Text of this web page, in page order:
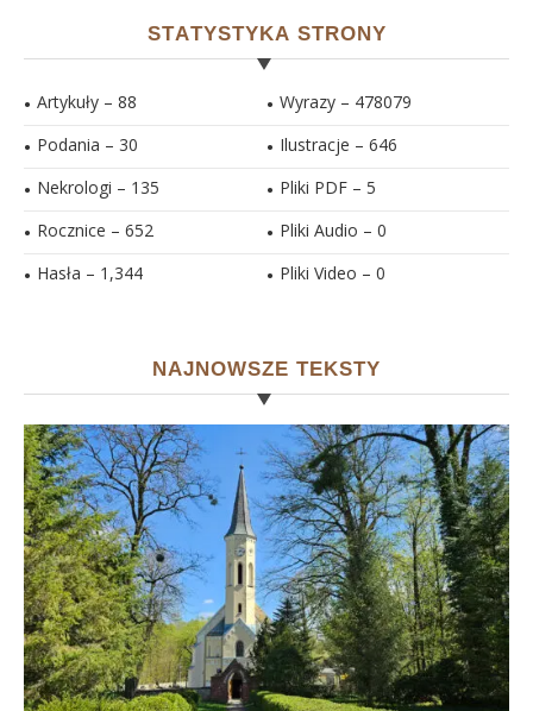
STATYSTYKA STRONY
Artykuły – 88
Podania – 30
Nekrologi – 135
Rocznice – 652
Hasła – 1,344
Wyrazy – 478079
Ilustracje – 646
Pliki PDF – 5
Pliki Audio – 0
Pliki Video – 0
NAJNOWSZE TEKSTY